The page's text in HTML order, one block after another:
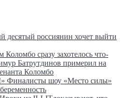
десятый россиянин хочет выйти
Коломбо сразу захотелось что-
Батрутдинов примерил на
Коломбо
Финалисты шоу «Место силы»